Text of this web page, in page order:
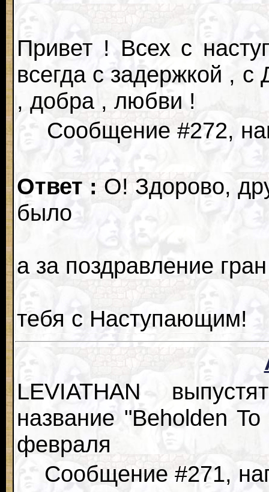
Привет ! Всех с
всегда с задержкой ,
, добра , любви !
Сообщение #272,
Ответ : О! Здорово,
было
а за поздравление
тебя с Наступающим!
LEVIATHAN
название "Beholden
февраля
Сообщение #271,